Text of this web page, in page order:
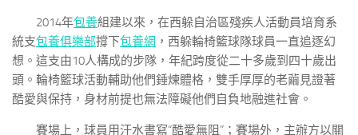
2014年包養組建以來，在西躲自治區殘疾人活動員培育系
統支包養俱樂部撐下包養網 ，西躲輪椅籃球隊球員一直追逐幻
想。這支由10人構成的步隊，年紀跨度從二十多歲到四十歲出
頭。輪椅籃球活動輔助他們錘煉體格，雙手厚厚的老繭見證著
酷愛與保持，身材前提也無法障礙他們自負地融進社會。
賽場上，球員用汗水書寫“酷愛無阻”；賽場外，主辦方以關